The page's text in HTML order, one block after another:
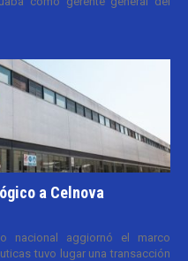
a Celnova
nacional aggiornó el marco
tuvo lugar una transacción